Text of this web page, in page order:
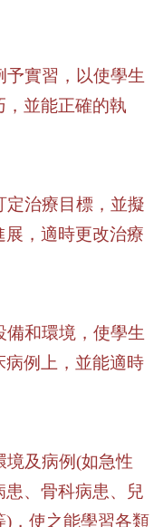
實習，以使學生
並能正確的執
定治療目標，並擬
，適時更改治療
和環境，使學生
病例上，並能適時
境及病例(如急性
、骨科病患、兒
) ，使之能學習各類